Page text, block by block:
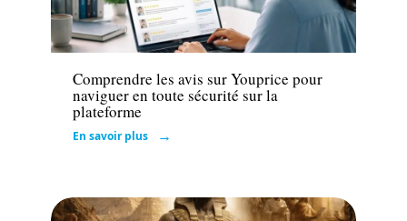
Actu
Comprendre les avis sur Youprice pour
naviguer en toute sécurité sur la
plateforme
En savoir plus